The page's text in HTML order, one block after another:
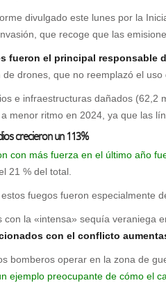
divulgado este lunes por la
que recoge que las
fueron el principal responsable
drones, que no reemplazó el
e infraestructuras dañados
menor ritmo en 2024, ya que las
crecieron un 113%
con más fuerza en el último año
21 % del total.
fuegos fueron especialmente
con la «intensa» sequía veraniega
con el conflicto
bomberos operar en la zona de
ejemplo preocupante de cómo el